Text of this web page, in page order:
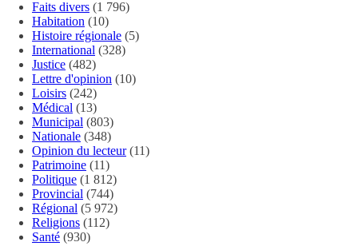
Faits divers (1 796)
Habitation (10)
Histoire régionale (5)
International (328)
Justice (482)
Lettre d'opinion (10)
Loisirs (242)
Médical (13)
Municipal (803)
Nationale (348)
Opinion du lecteur(11)
Patrimoine (11)
Politique (1 812)
Provincial (744)
Régional (5 972)
Religions (112)
Santé (930)